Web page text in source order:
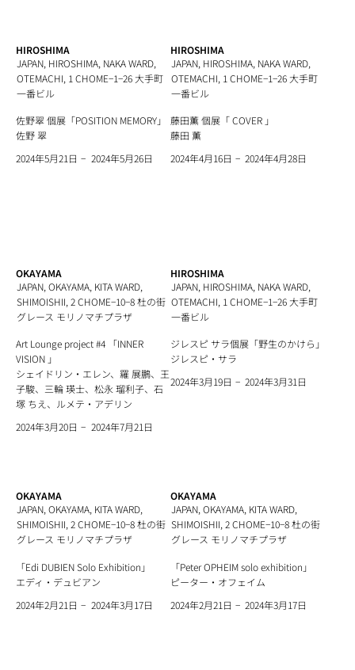
HIROSHIMA
JAPAN, HIROSHIMA, NAKA WARD,
OTEMACHI, 1 CHOME−1−26 大手町
一番ビル
佐野翠 個展「POSITION MEMORY」
佐野 翠
2024年5月21日 − 2024年5月26日
HIROSHIMA
JAPAN, HIROSHIMA, NAKA WARD,
OTEMACHI, 1 CHOME−1−26 大手町
一番ビル
藤田薫 個展「 COVER 」
藤田 薫
2024年4月16日 − 2024年4月28日
OKAYAMA
JAPAN, OKAYAMA, KITA WARD,
SHIMOISHII, 2 CHOME−10−8 杜の街
グレース モリノマチプラザ
Art Lounge project #4 「INNER
VISION 」
シェイドリン・エレン、羅 展鵬、王
子駿、三輪 瑛士、松永 瑠利子、石
塚 ちえ、ルメテ・アデリン
2024年3月20日 − 2024年7月21日
HIROSHIMA
JAPAN, HIROSHIMA, NAKA WARD,
OTEMACHI, 1 CHOME−1−26 大手町
一番ビル
​ジレスピ サラ個展「​野生のかけら」
ジレスピ・サラ
2024年3月19日 − 2024年3月31日
OKAYAMA
JAPAN, OKAYAMA, KITA WARD,
SHIMOISHII, 2 CHOME−10−8 杜の街
グレース モリノマチプラザ
「Edi DUBIEN Solo Exhibition」
エディ・デュビアン
2024年2月21日 − 2024年3月17日
OKAYAMA
JAPAN, OKAYAMA, KITA WARD,
SHIMOISHII, 2 CHOME−10−8 杜の街
グレース モリノマチプラザ
「Peter OPHEIM solo exhibition」
ピーター・オフェイム
2024年2月21日 − 2024年3月17日